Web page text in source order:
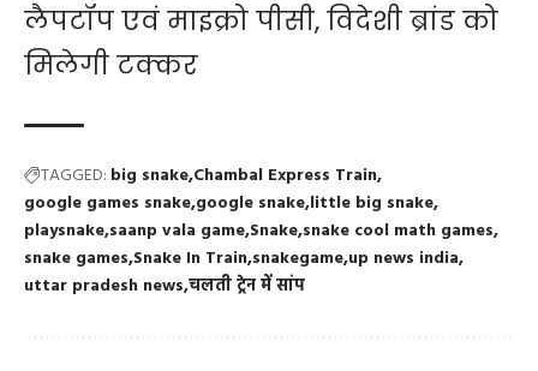
लैपटॉप एवं माइक्रो पीसी, विदेशी ब्रांड को
मिलेगी टक्कर
TAGGED: big snake Chambal Express Train
google games snake google snake little big snake
playsnake saanp vala game Snake snake cool math games
snake games Snake In Train snakegame up news india
uttar pradesh news चलती ट्रेन में सांप